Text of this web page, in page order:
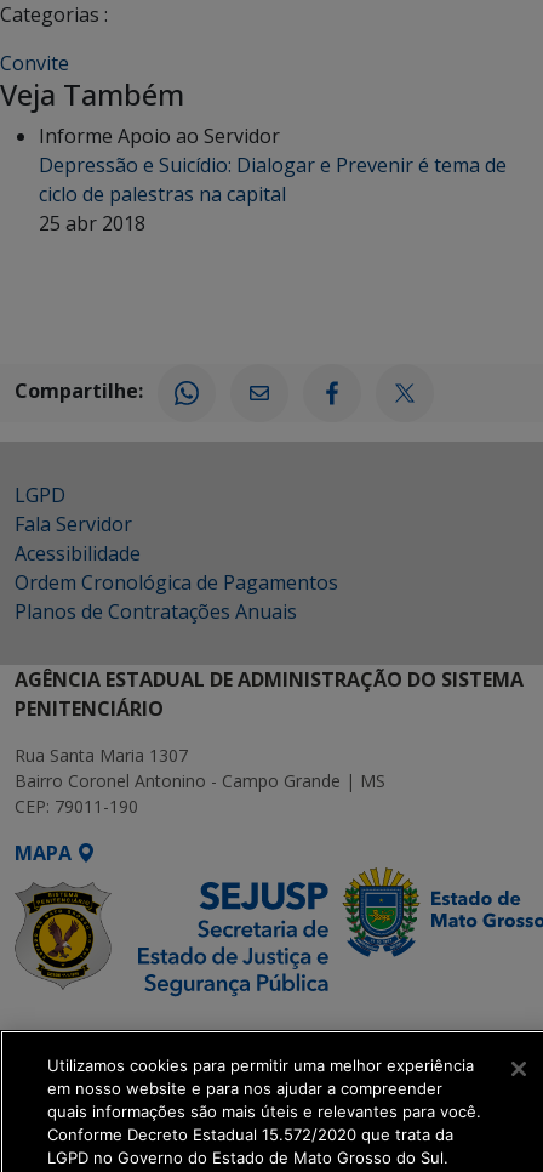
Categorias :
Convite
Veja Também
Informe Apoio ao Servidor
Depressão e Suicídio: Dialogar e Prevenir é tema de
ciclo de palestras na capital
25 abr 2018
Compartilhe:
LGPD
Fala Servidor
Acessibilidade
Ordem Cronológica de Pagamentos
Planos de Contratações Anuais
AGÊNCIA ESTADUAL DE ADMINISTRAÇÃO DO SISTEMA
PENITENCIÁRIO
Rua Santa Maria 1307
Bairro Coronel Antonino - Campo Grande | MS
CEP: 79011-190
MAPA
SETDIG | Secretaria-
Executiva de
Transformação Digital
get_footer();
Utilizamos cookies para permitir uma melhor experiência
em nosso website e para nos ajudar a compreender
quais informações são mais úteis e relevantes para você.
Conforme Decreto Estadual 15.572/2020 que trata da
LGPD no Governo do Estado de Mato Grosso do Sul.